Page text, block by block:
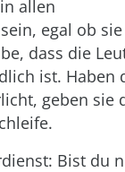
allen
egal ob sie
dass die
ist. Haben
geben sie
Bist du